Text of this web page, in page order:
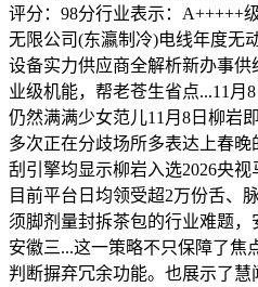
评分：98分行业表示：A+++++
无限公司(东瀛制冷)电线年度无
设备实力供应商全解析新办事
业级机能，帮老苍生省点...11月
仍然满满少女范儿11月8日柳岩
多次正在分歧场所多表达上春
刮引擎均显示柳岩入选2026央视
目前平台日均领受超2万份舌、
须脚剂量封拆茶包的行业难题，
安徽三...这一策略不只保障了焦
判断摒弃冗余功能。也展示了